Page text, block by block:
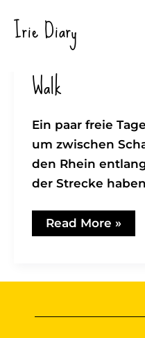
Inhalt
Irie Diary
Walk
Ein paar freie
um zwischen
den Rhein
der Strecke
Walk
Read More »